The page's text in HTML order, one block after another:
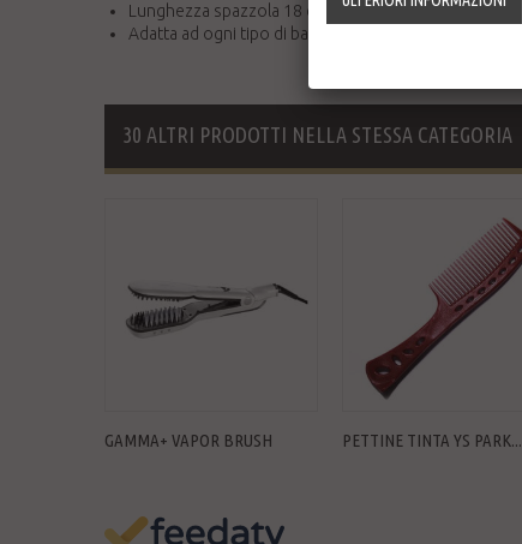
Lunghezza spazzola 18 cm.
Adatta ad ogni tipo di barba e di capelli.
30 ALTRI PRODOTTI NELLA STESSA CATEGORIA
GAMMA+ VAPOR BRUSH PETTINE TINTA YS PARK...